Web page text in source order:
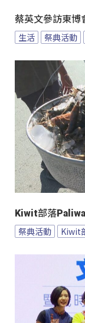
蔡英文參訪東博
生活 祭典活動
Kiwit部落
祭典活動 Kiwit